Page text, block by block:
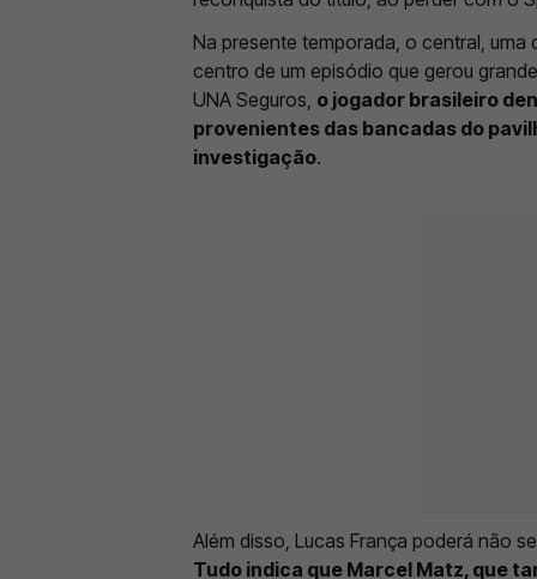
Na presente temporada, o central,
centro de um episódio que gerou
UNA Seguros, o jogador brasileiro
provenientes das bancadas do
investigação.
Além disso, Lucas França poderá não
Tudo indica que Marcel Matz, que